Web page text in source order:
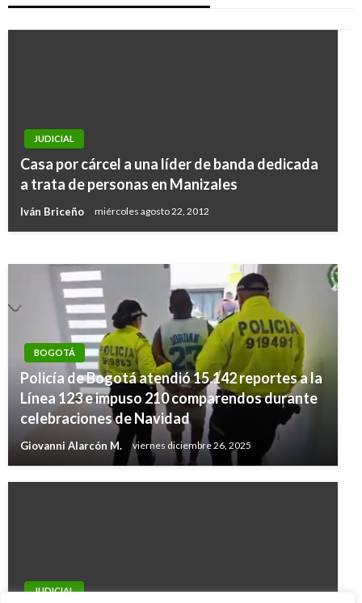
JUDICIAL
Casa por cárcel a una líder de banda dedicada
a trata de personas en Manizales
Iván Briceño miércoles agosto 22, 2012
JUDICIAL
Interceptan semisumergible con cerca de 2
toneladas de cocaína en el Pacífico
BOGOTÁ
Policía de Bogotá atendió 15.142 reportes a la
Línea 123 e impuso 210 comparendos durante
celebraciones de Navidad
Giovanni Alarcón M. viernes diciembre 26, 2025
JUDICIAL